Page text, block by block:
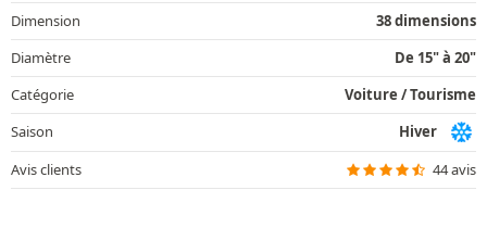
Dimension
38 dimensions
Diamètre
De 15" à 20"
Catégorie
Voiture / Tourisme
Saison
Hiver
Avis clients
44 avis